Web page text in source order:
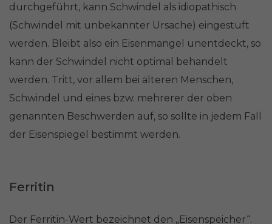
durchgeführt, kann Schwindel als idiopathisch
(Schwindel mit unbekannter Ursache) eingestuft
werden. Bleibt also ein Eisenmangel unentdeckt, so
kann der Schwindel nicht optimal behandelt
werden. Tritt, vor allem bei älteren Menschen,
Schwindel und eines bzw. mehrerer der oben
genannten Beschwerden auf, so sollte in jedem Fall
der Eisenspiegel bestimmt werden.
Ferritin
Der Ferritin-Wert bezeichnet den „Eisenspeicher“.